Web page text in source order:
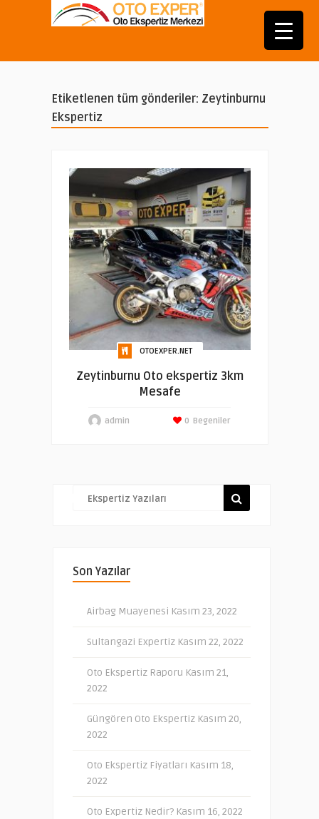
Etiketlenen tüm gönderiler: Zeytinburnu
Ekspertiz
OTOEXPER.NET
Zeytinburnu Oto ekspertiz 3km
Mesafe
admin Begeniler
0
Son Yazılar
Airbag Muayenesi Kasım 23, 2022
Sultangazi Expertiz Kasım 22, 2022
Oto Ekspertiz Raporu Kasım 21,
2022
Güngören Oto Ekspertiz Kasım 20,
2022
Oto Ekspertiz Fiyatları Kasım 18,
2022
Oto Expertiz Nedir? Kasım 16, 2022